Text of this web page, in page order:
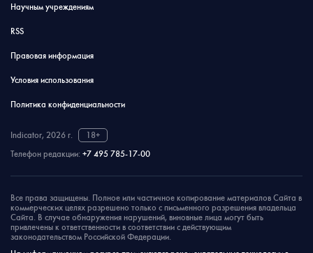
Научным учреждениям
RSS
Правовая информация
Условия использования
Политика конфиденциальности
Indicator, 2026 г.
18+
Телефон редакции: +7 495 785-17-00
Все права защищены. Полное или частичное копирование материалов Сайта в
коммерческих целях разрешено только с письменного разрешения владельца
Сайта. В случае обнаружения нарушений, виновные лица могут быть
привлечены к ответственности в соответствии с действующим
законодательством Российской Федерации.